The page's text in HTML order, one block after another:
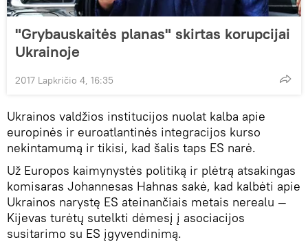
"Grybauskaitės planas" skirtas korupcijai
Ukrainoje
2017 Lapkričio 4, 16:35
Ukrainos valdžios institucijos nuolat kalba apie
europinės ir euroatlantinės integracijos kurso
nekintamumą ir tikisi, kad šalis taps ES narė.
Už Europos kaimynystės politiką ir plėtrą atsakingas
komisaras Johannesas Hahnas sakė, kad kalbėti apie
Ukrainos narystę ES ateinančiais metais nerealu —
Kijevas turėtų sutelkti dėmesį į asociacijos
susitarimo su ES įgyvendinimą.